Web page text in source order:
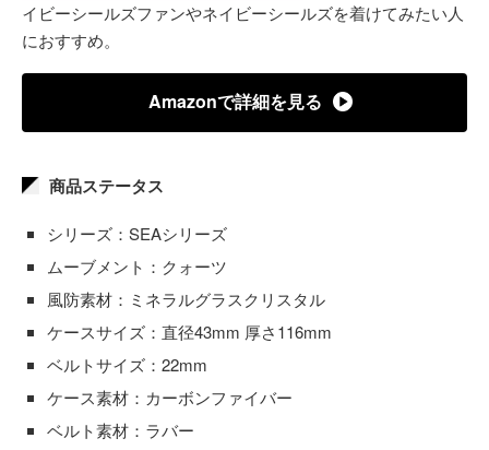
イビーシールズファンやネイビーシールズを着けてみたい人
におすすめ。
Amazonで詳細を見る
商品ステータス
シリーズ：SEAシリーズ
ムーブメント：クォーツ
風防素材：ミネラルグラスクリスタル
ケースサイズ：直径43mm 厚さ116mm
ベルトサイズ：22mm
ケース素材：カーボンファイバー
ベルト素材：ラバー